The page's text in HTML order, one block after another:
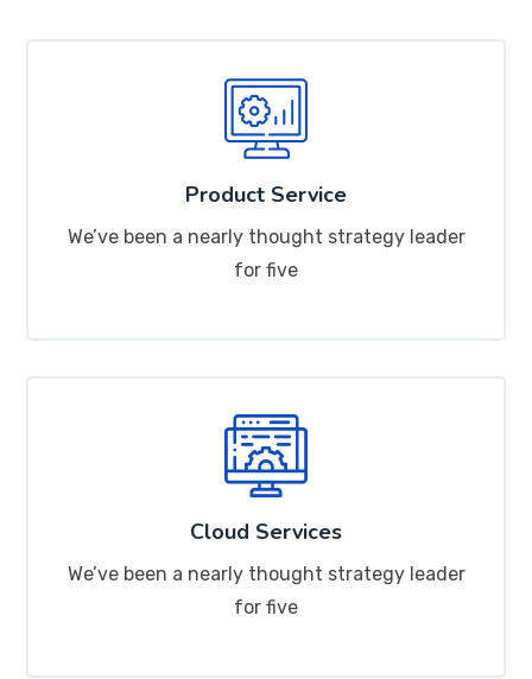
Product Service
We’ve been a nearly thought strategy leader
for five
Cloud Services
We’ve been a nearly thought strategy leader
for five